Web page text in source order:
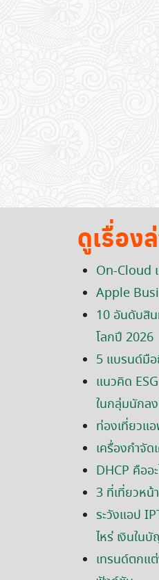
ดูเรื่อง
On-Cloud
Apple
10 อันดับสิ
โลกปี 2026
5 แบรนด์มื
แนวคิด
ในกลุ่มนักล
ท่องเที่ยวแ
เครื่องกำจัด
DHCP คืออะ
3 ที่เที่ยวหน้
ระวังแอป
ไหร่ เงินใน
เทรนด์ตกแ